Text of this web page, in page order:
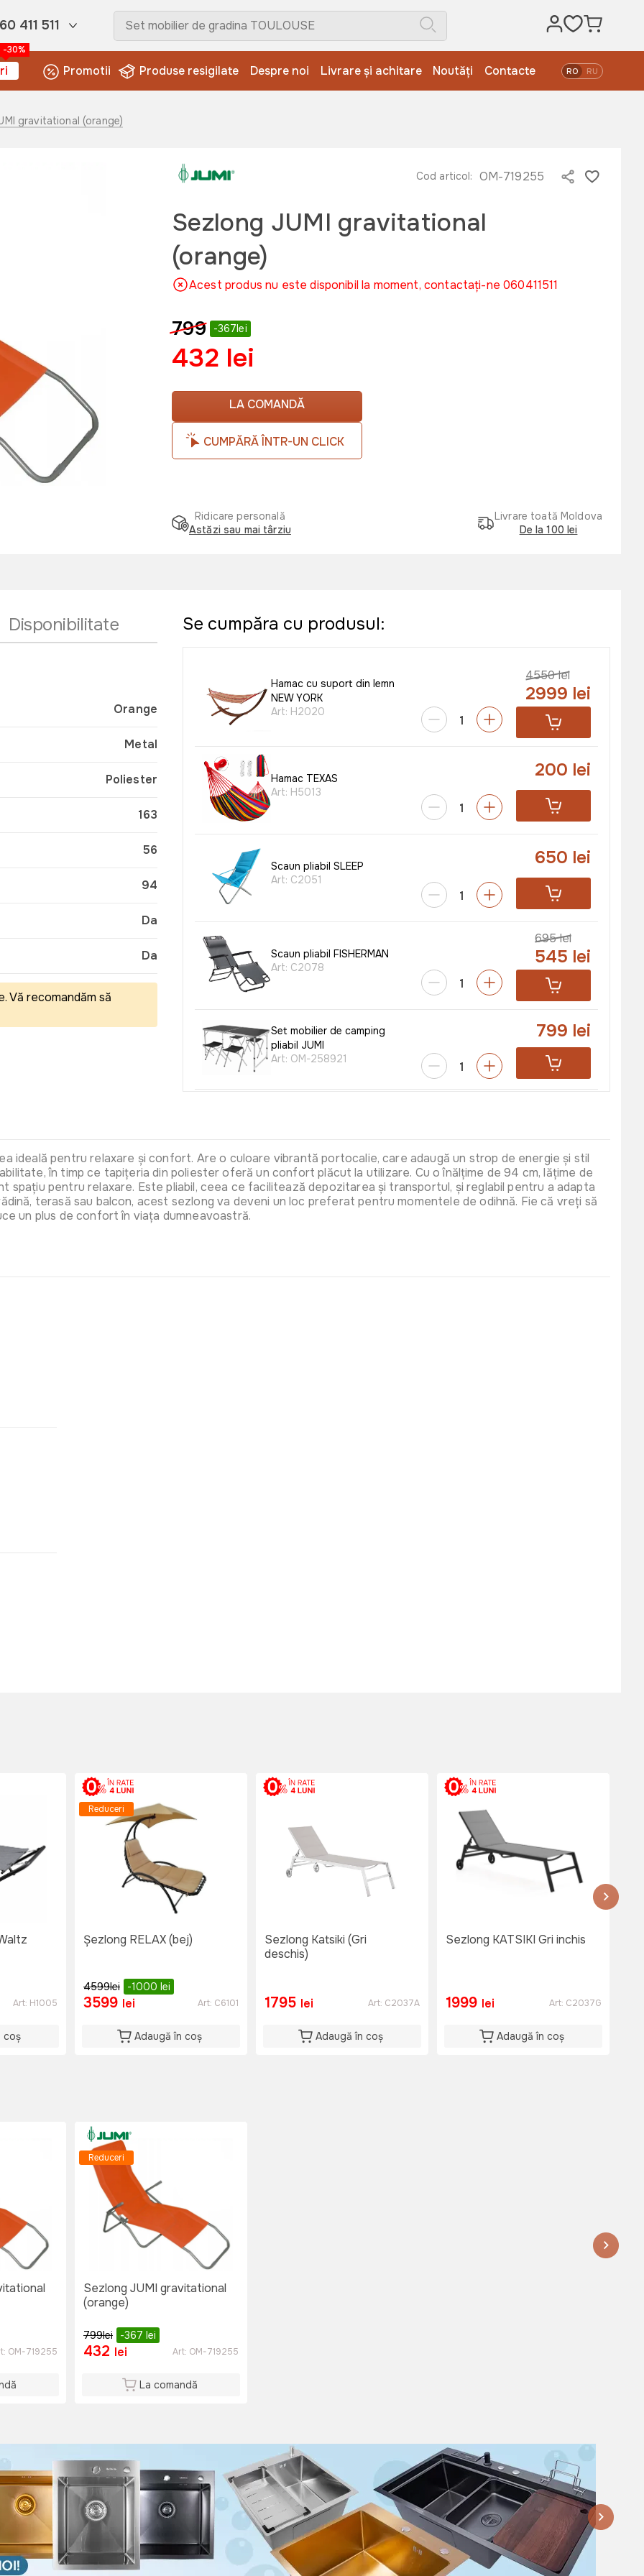
411 511
-30%
Promotii Produse resigilate Despre noi Livrare și achitare Noutăți Contacte RO RU
gravitational (orange)
Cod articol: OM-719255
Sezlong JUMI gravitational
(orange)
Acest produs nu este disponibil la moment, contactați-ne 060411511
799 -367lei
432 lei
LA COMANDĂ
CUMPĂRĂ ÎNTR-UN CLICK
Ridicare personală
Astăzi sau mai târziu
Livrare toată Moldova
De la 100 lei
Disponibilitate
Orange
Metal
Poliester
163
56
94
Da
Da
Vă recomandăm să
Se cumpăra cu produsul:
Hamac cu suport din lemn
NEW YORK
Art: H2020
4550 lei
2999 lei
Hamac TEXAS
Art: H5013
200 lei
Scaun pliabil SLEEP
Art: C2051
650 lei
Scaun pliabil FISHERMAN
Art: C2078
695 lei
545 lei
Set mobilier de camping
pliabil JUMI
Art: OM-258921
799 lei
Umbrela JUMI 200 cm
(tropical)
385 lei
220 lei
ideală pentru relaxare și confort. Are o culoare vibrantă portocalie, care adaugă un strop de energie și stil
în timp ce tapițeria din poliester oferă un confort plăcut la utilizare. Cu o înălțime de 94 cm, lățime de
spațiu pentru relaxare. Este pliabil, ceea ce facilitează depozitarea și transportul, și reglabil pentru a adapta
terasă sau balcon, acest sezlong va deveni un loc preferat pentru momentele de odihnă. Fie că vreți să
un plus de confort în viața dumneavoastră.
Art: H1005
coș
Reduceri
Șezlong RELAX (bej)
4599lei -1000 lei
3599 lei Art: C6101
Adaugă în coș
Sezlong Katsiki (Gri
deschis)
1795 lei Art: C2037A
Adaugă în coș
Sezlong KATSIKI Gri inchis
1999 lei Art: C2037G
Adaugă în coș
OM-719255
Reduceri
Sezlong JUMI gravitational
(orange)
799lei -367 lei
432 lei Art: OM-719255
La comandă